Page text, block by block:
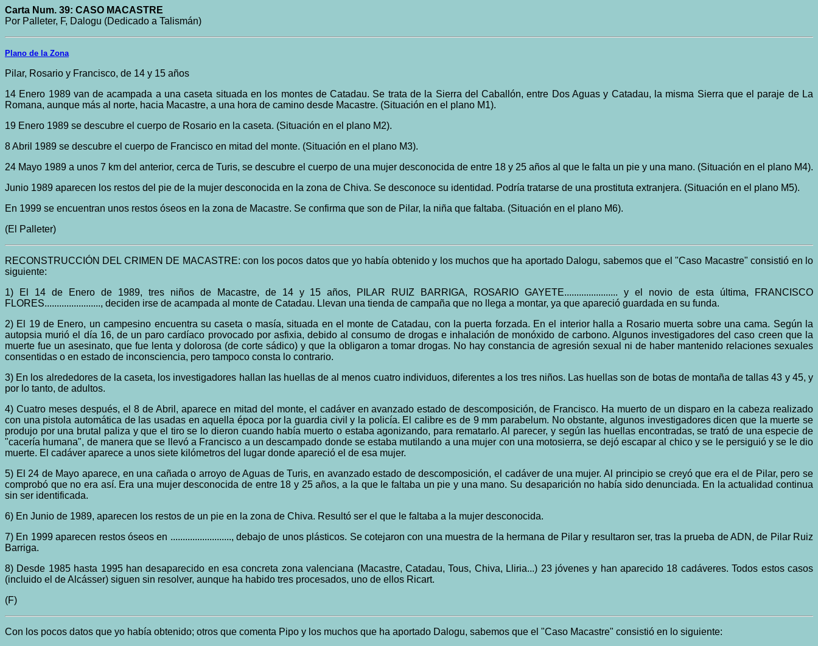
Carta Num. 39: CASO MACASTRE
Por Palleter, F, Dalogu (Dedicado a Talismán)
Plano de la Zona
Pilar, Rosario y Francisco, de 14 y 15 años
14 Enero 1989 van de acampada a una caseta situada en los montes de Catadau. Se trata de la Sierra del Caballón, entre Dos Aguas y Catadau, la misma Sierra que el paraje de La
Romana, aunque más al norte, hacia Macastre, a una hora de camino desde Macastre. (Situación en el plano M1).
19 Enero 1989 se descubre el cuerpo de Rosario en la caseta. (Situación en el plano M2).
8 Abril 1989 se descubre el cuerpo de Francisco en mitad del monte. (Situación en el plano M3).
24 Mayo 1989 a unos 7 km del anterior, cerca de Turis, se descubre el cuerpo de una mujer desconocida de entre 18 y 25 años al que le falta un pie y una mano. (Situación en el plano M4).
Junio 1989 aparecen los restos del pie de la mujer desconocida en la zona de Chiva. Se desconoce su identidad. Podría tratarse de una prostituta extranjera. (Situación en el plano M5).
En 1999 se encuentran unos restos óseos en la zona de Macastre. Se confirma que son de Pilar, la niña que faltaba. (Situación en el plano M6).
(El Palleter)
RECONSTRUCCIÓN DEL CRIMEN DE MACASTRE: con los pocos datos que yo había obtenido y los muchos que ha aportado Dalogu, sabemos que el "Caso Macastre" consistió en lo
siguiente:
1) El 14 de Enero de 1989, tres niños de Macastre, de 14 y 15 años, PILAR RUIZ BARRIGA, ROSARIO GAYETE...................... y el novio de esta última, FRANCISCO
FLORES......................., deciden irse de acampada al monte de Catadau. Llevan una tienda de campaña que no llega a montar, ya que apareció guardada en su funda.
2) El 19 de Enero, un campesino encuentra su caseta o masía, situada en el monte de Catadau, con la puerta forzada. En el interior halla a Rosario muerta sobre una cama. Según la
autopsia murió el día 16, de un paro cardíaco provocado por asfixia, debido al consumo de drogas e inhalación de monóxido de carbono. Algunos investigadores del caso creen que la
muerte fue un asesinato, que fue lenta y dolorosa (de corte sádico) y que la obligaron a tomar drogas. No hay constancia de agresión sexual ni de haber mantenido relaciones sexuales
consentidas o en estado de inconsciencia, pero tampoco consta lo contrario.
3) En los alrededores de la caseta, los investigadores hallan las huellas de al menos cuatro individuos, diferentes a los tres niños. Las huellas son de botas de montaña de tallas 43 y 45, y
por lo tanto, de adultos.
4) Cuatro meses después, el 8 de Abril, aparece en mitad del monte, el cadáver en avanzado estado de descomposición, de Francisco. Ha muerto de un disparo en la cabeza realizado
con una pistola automática de las usadas en aquella época por la guardia civil y la policía. El calibre es de 9 mm parabelum. No obstante, algunos investigadores dicen que la muerte se
produjo por una brutal paliza y que el tiro se lo dieron cuando había muerto o estaba agonizando, para rematarlo. Al parecer, y según las huellas encontradas, se trató de una especie de
"cacería humana", de manera que se llevó a Francisco a un descampado donde se estaba mutilando a una mujer con una motosierra, se dejó escapar al chico y se le persiguió y se le dio
muerte. El cadáver aparece a unos siete kilómetros del lugar donde apareció el de esa mujer.
5) El 24 de Mayo aparece, en una cañada o arroyo de Aguas de Turis, en avanzado estado de descomposición, el cadáver de una mujer. Al principio se creyó que era el de Pilar, pero se
comprobó que no era así. Era una mujer desconocida de entre 18 y 25 años, a la que le faltaba un pie y una mano. Su desaparición no había sido denunciada. En la actualidad continua
sin ser identificada.
6) En Junio de 1989, aparecen los restos de un pie en la zona de Chiva. Resultó ser el que le faltaba a la mujer desconocida.
7) En 1999 aparecen restos óseos en ........................., debajo de unos plásticos. Se cotejaron con una muestra de la hermana de Pilar y resultaron ser, tras la prueba de ADN, de Pilar Ruiz
Barriga.
8) Desde 1985 hasta 1995 han desaparecido en esa concreta zona valenciana (Macastre, Catadau, Tous, Chiva, Lliria...) 23 jóvenes y han aparecido 18 cadáveres. Todos estos casos
(incluido el de Alcásser) siguen sin resolver, aunque ha habido tres procesados, uno de ellos Ricart.
(F)
Con los pocos datos que yo había obtenido; otros que comenta Pipo y los muchos que ha aportado Dalogu, sabemos que el "Caso Macastre" consistió en lo siguiente: